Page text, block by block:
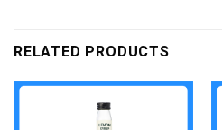
RELATED PRODUCTS